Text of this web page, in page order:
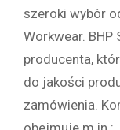
szeroki wybór
Workwear.
producenta,
do jakości
zamówienia.